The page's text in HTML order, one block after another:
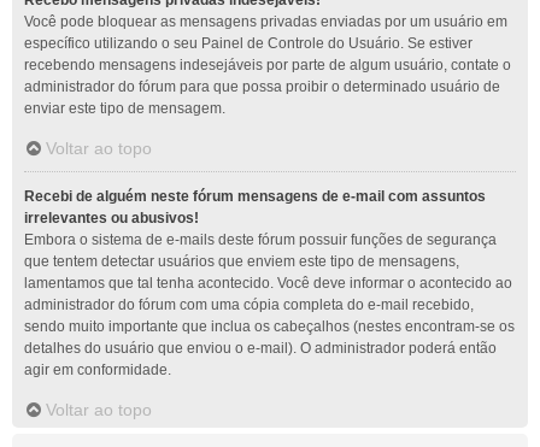
Você pode bloquear as mensagens privadas enviadas por um usuário em
específico utilizando o seu Painel de Controle do Usuário. Se estiver
recebendo mensagens indesejáveis por parte de algum usuário, contate o
administrador do fórum para que possa proibir o determinado usuário de
enviar este tipo de mensagem.
Voltar ao topo
Recebi de alguém neste fórum mensagens de e-mail com assuntos
irrelevantes ou abusivos!
Embora o sistema de e-mails deste fórum possuir funções de segurança
que tentem detectar usuários que enviem este tipo de mensagens,
lamentamos que tal tenha acontecido. Você deve informar o acontecido ao
administrador do fórum com uma cópia completa do e-mail recebido,
sendo muito importante que inclua os cabeçalhos (nestes encontram-se os
detalhes do usuário que enviou o e-mail). O administrador poderá então
agir em conformidade.
Voltar ao topo